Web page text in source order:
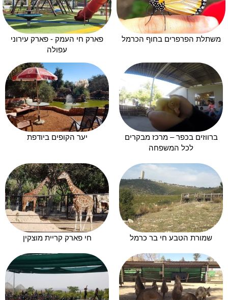
משתלת הפרפרים בחוף הכרמל
פארק חי העמק - פארק עירוני
עפולה
ברווזים בכפר – מרכז מבקרים
לכל המשפחה
יער הקופים ביודפת
שמורת הטבע חי בר כרמל חי פארק קריית מוצקין